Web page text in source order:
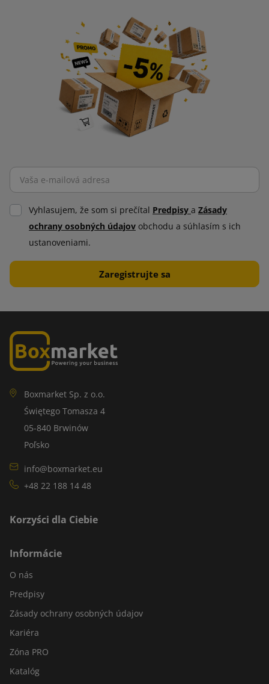
Vyhlasujem, že som si prečítal Predpisy a Zásady
ochrany osobných údajov obchodu a súhlasím s ich
ustanoveniami.
Boxmarket Sp. z o.o.
Świętego Tomasza 4
05-840 Brwinów
Poľsko
info@boxmarket.eu
+48 22 188 14 48
Korzyści dla Ciebie
Informácie
O nás
Predpisy
Zásady ochrany osobných údajov
Kariéra
Zóna PRO
Katalóg